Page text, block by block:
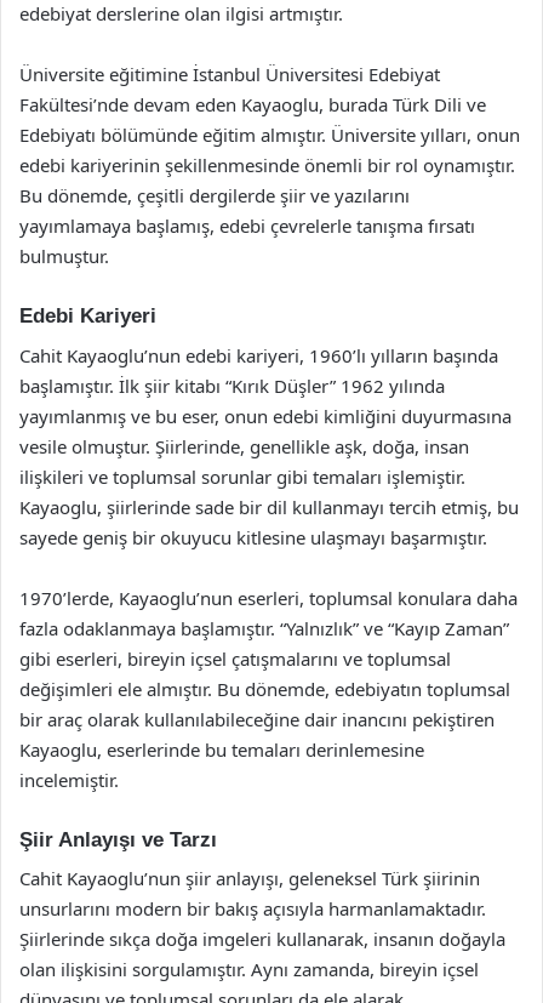
edebiyat derslerine olan ilgisi artmıştır.
Üniversite eğitimine İstanbul Üniversitesi Edebiyat
Fakültesi’nde devam eden Kayaoglu, burada Türk Dili ve
Edebiyatı bölümünde eğitim almıştır. Üniversite yılları, onun
edebi kariyerinin şekillenmesinde önemli bir rol oynamıştır.
Bu dönemde, çeşitli dergilerde şiir ve yazılarını
yayımlamaya başlamış, edebi çevrelerle tanışma fırsatı
bulmuştur.
Edebi Kariyeri
Cahit Kayaoglu’nun edebi kariyeri, 1960’lı yılların başında
başlamıştır. İlk şiir kitabı “Kırık Düşler” 1962 yılında
yayımlanmış ve bu eser, onun edebi kimliğini duyurmasına
vesile olmuştur. Şiirlerinde, genellikle aşk, doğa, insan
ilişkileri ve toplumsal sorunlar gibi temaları işlemiştir.
Kayaoglu, şiirlerinde sade bir dil kullanmayı tercih etmiş, bu
sayede geniş bir okuyucu kitlesine ulaşmayı başarmıştır.
1970’lerde, Kayaoglu’nun eserleri, toplumsal konulara daha
fazla odaklanmaya başlamıştır. “Yalnızlık” ve “Kayıp Zaman”
gibi eserleri, bireyin içsel çatışmalarını ve toplumsal
değişimleri ele almıştır. Bu dönemde, edebiyatın toplumsal
bir araç olarak kullanılabileceğine dair inancını pekiştiren
Kayaoglu, eserlerinde bu temaları derinlemesine
incelemiştir.
Şiir Anlayışı ve Tarzı
Cahit Kayaoglu’nun şiir anlayışı, geleneksel Türk şiirinin
unsurlarını modern bir bakış açısıyla harmanlamaktadır.
Şiirlerinde sıkça doğa imgeleri kullanarak, insanın doğayla
olan ilişkisini sorgulamıştır. Aynı zamanda, bireyin içsel